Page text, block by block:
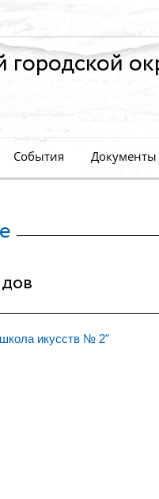
События Документы
икусств № 2"